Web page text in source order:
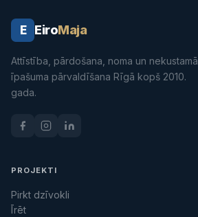
E EiroMaja
Attīstība, pārdošana, noma un nekustamā
īpašuma pārvaldīšana Rīgā kopš 2010.
gada.
PROJEKTI
Pirkt dzīvokli
Īrēt